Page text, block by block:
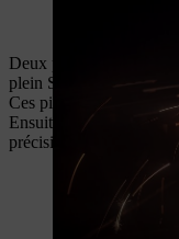
Deux pièces moulées
plein STIHL contre
Ces pièces moulées en
Ensuite, une machine
précision la transition